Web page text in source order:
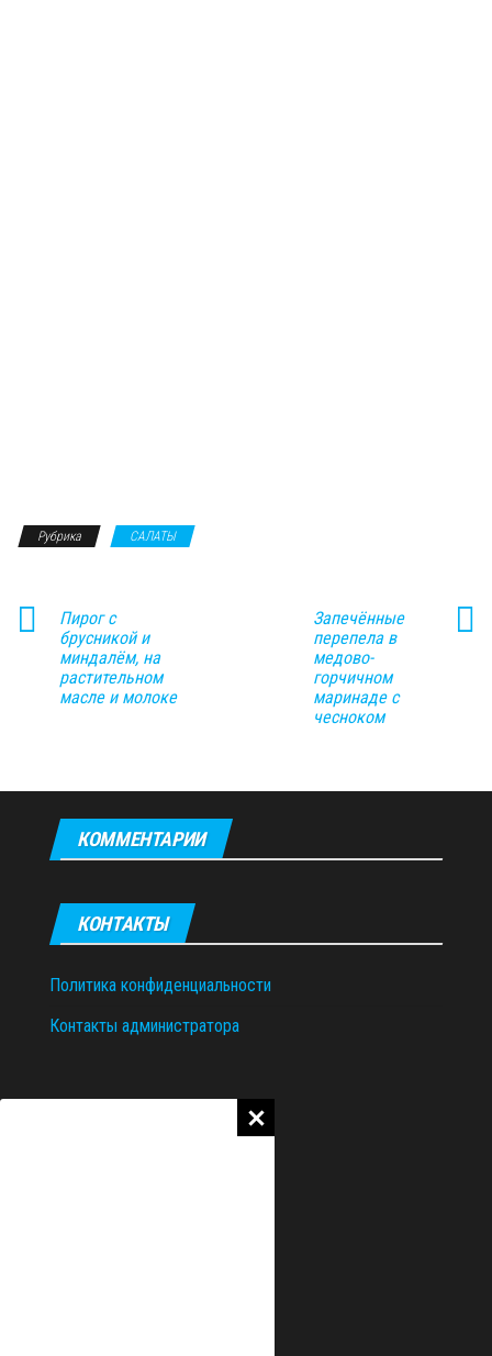
Рубрика САЛАТЫ
Пирог с
брусникой и
миндалём, на
растительном
масле и молоке
Запечённые
перепела в
медово-
горчичном
маринаде с
чесноком
КОММЕНТАРИИ
КОНТАКТЫ
Политика конфиденциальности
Контакты администратора